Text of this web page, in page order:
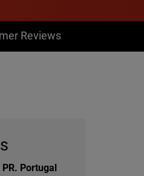
Reviews
Portugal